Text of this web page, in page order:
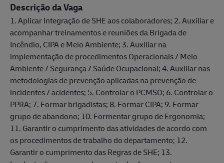
Descrição da Vaga
1. Aplicar Integração de SHE aos colaboradores; 2. Auxiliar e
acompanhar treinamentos e reuniões da Brigada de
Incêndio, CIPA e Meio Ambiente; 3. Auxiliar na
implementação de procedimentos Operacionais / Meio
Ambiente / Segurança / Saúde Ocupacional; 4. Auxiliar nas
metodologias de prevenção aplicadas na prevenção de
incidentes / acidentes; 5. Controlar o PCMSO; 6. Controlar o
PPRA; 7. Formar brigadistas; 8. Formar CIPA; 9. Formar
grupo de abandono; 10. Formentar grupo de Ergonomia;
11. Garantir o cumprimento das atividades de acordo com
os procedimentos de trabalho do departamento; 12.
Garantir o cumprimento das Regras de SHE; 13.